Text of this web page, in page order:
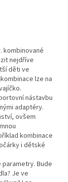
kombinované
nejdříve
děti ve
lze na
nástavbu
adaptéry.
ovšem
kombinace
i dětské
Bude
Je ve